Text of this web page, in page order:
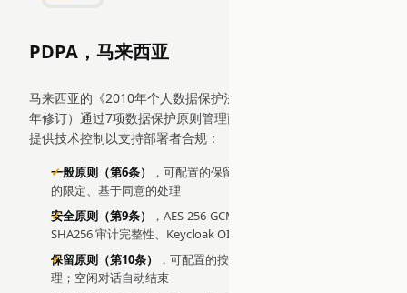
PDPA，马来西亚
马来西亚的《2010年个人数据保护法》（第709号法令，2024
年修订）通过7项数据保护原则管理商业个人数据处理。EDDI
提供技术控制以支持部署者合规：
一般原则（第6条）
，可配置的保留策略和处理限制端点支持目
的限定、基于同意的处理
安全原则（第9条）
，AES-256-GCM 保险库加密、HMAC-
SHA256 审计完整性、Keycloak OIDC、RBAC、SSRF 防护
保留原则（第10条）
，可配置的按类别保留策略支持自动清
理；空闲对话自动结束